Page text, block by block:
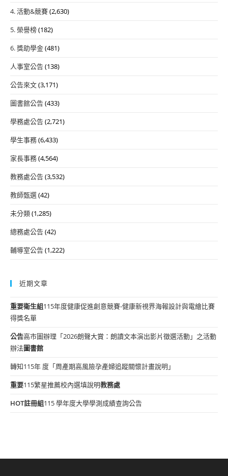
4. 活動&競賽(2,630)
5. 榮譽榜(182)
6. 獎助學金(481)
人事室公告(138)
公告來文(3,171)
圖書館公告(433)
學務處公告(2,721)
學生事務(6,433)
家長事務(4,564)
教務處公告(3,532)
教師甄選(42)
未分類(1,285)
總務處公告(42)
輔導室公告(1,222)
近期文章
重要衛生組115年度健康促進創意競賽-健康新視界海報設計與電繪比賽
得獎名單
公告高市圖辦理「2026朗聲大賞：朗讀文本演出影片徵選活動」之活動
辦法圖書館
轉知115年 度「周產期高風險孕產婦追蹤關懷計畫說明」
重要115繁星推薦校內選填說明教務處
HOT註冊組115 學年度大學學測成績查詢公告